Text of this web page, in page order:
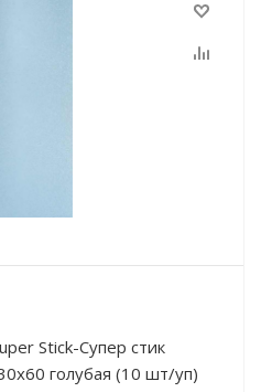
Stick-Супер стик
голубая (10 шт/уп)